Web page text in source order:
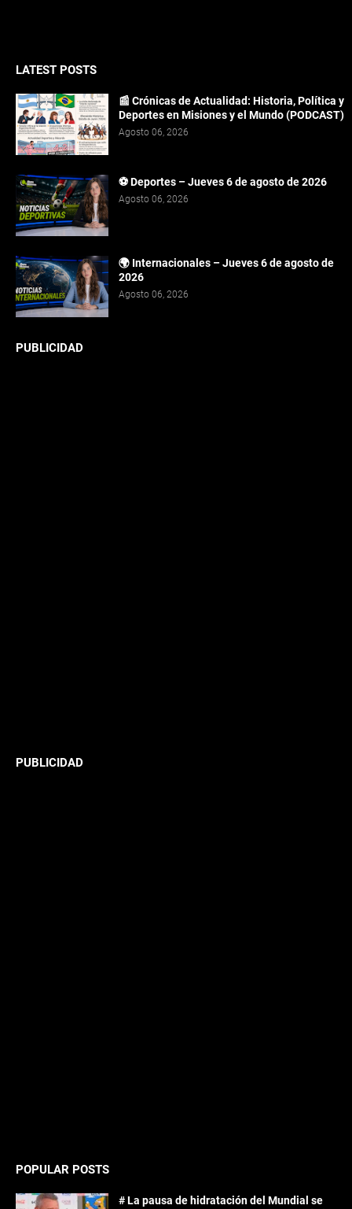
LATEST POSTS
📰 Crónicas de Actualidad: Historia, Política y
Deportes en Misiones y el Mundo (PODCAST)
Agosto 06, 2026
⚽ Deportes – Jueves 6 de agosto de 2026
Agosto 06, 2026
🌍 Internacionales – Jueves 6 de agosto de
2026
Agosto 06, 2026
PUBLICIDAD
PUBLICIDAD
POPULAR POSTS
# La pausa de hidratación del Mundial se